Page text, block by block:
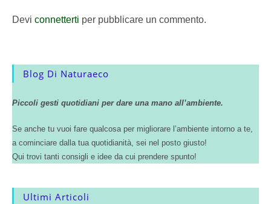
Devi connetterti per pubblicare un commento.
Blog Di Naturaeco
Piccoli gesti quotidiani per dare una mano all’ambiente.
Se anche tu vuoi fare qualcosa per migliorare l’ambiente intorno a te,
a cominciare dalla tua quotidianità, sei nel posto giusto!
Qui trovi tanti consigli e idee da cui prendere spunto!
Ultimi Articoli